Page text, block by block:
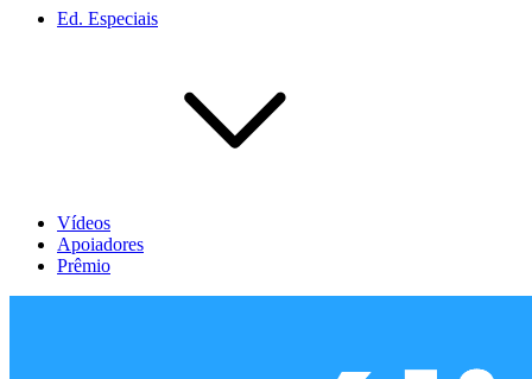
Ed. Especiais
Vídeos
Apoiadores
Prêmio